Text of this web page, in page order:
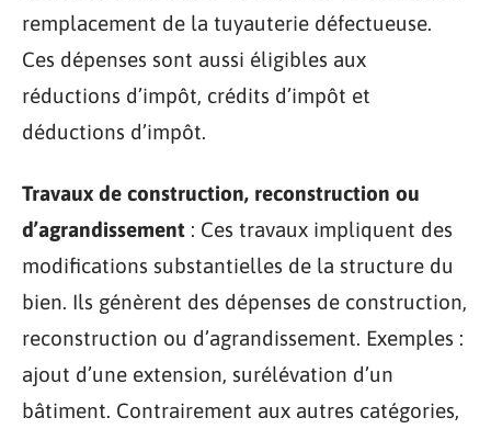
remplacement de la tuyauterie défectueuse.
Ces dépenses sont aussi éligibles aux
réductions d’impôt, crédits d’impôt et
déductions d’impôt.
Travaux de construction, reconstruction ou
d’agrandissement : Ces travaux impliquent des
modifications substantielles de la structure du
bien. Ils génèrent des dépenses de construction,
reconstruction ou d’agrandissement. Exemples :
ajout d’une extension, surélévation d’un
bâtiment. Contrairement aux autres catégories,